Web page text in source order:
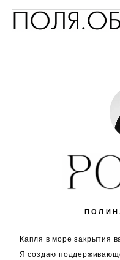
Капля в море закрытия
Я создаю